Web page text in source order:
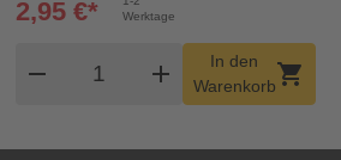
Werktage
2,95 €*
remove
Produkt Warenkorb Menge
add
In den
Warenkorbshopping_cart